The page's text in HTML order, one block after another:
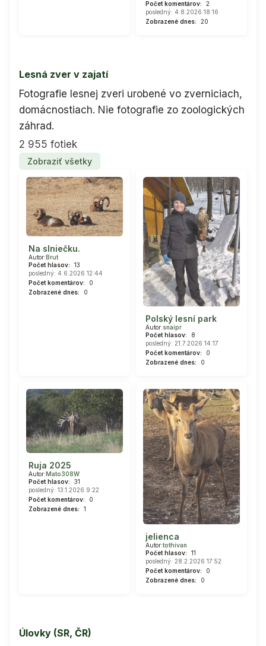
Počet komentárov:
2
posledný: 4.8.2026 18:16
Zobrazené dnes:
20
Lesná zver v zajatí
Fotografie lesnej zveri urobené vo zverniciach,
domácnostiach. Nie fotografie zo zoologických
záhrad.
2 955 fotiek
Zobraziť všetky
Na slniečku.
Autor: Brut
Počet hlasov:
13
posledný: 4.6.2026 12:44
Počet komentárov:
0
Zobrazené dnes:
0
Polský lesní park
Autor:snaipr
Počet hlasov:
8
posledný: 21.7.2026 14:17
Počet komentárov:
0
Zobrazené dnes:
0
Ruja 2025
Autor: Mato308W
Počet hlasov:
31
posledný: 13.1.2026 9:22
Počet komentárov:
0
Zobrazené dnes:
1
jelienca
Autor:tothivan
Počet hlasov:
11
posledný: 28.2.2026 17:52
Počet komentárov:
0
Zobrazené dnes:
0
Úlovky (SR, ČR)